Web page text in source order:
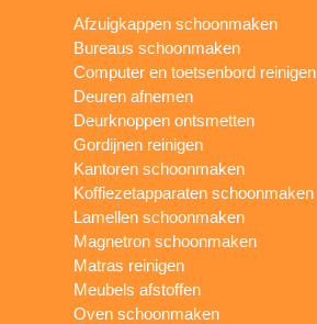
Afzuigkappen schoonmaken
Bureaus schoonmaken
Computer en toetsenbord reinigen
Deuren afnemen
Deurknoppen ontsmetten
Gordijnen reinigen
Kantoren schoonmaken
Koffiezetapparaten schoonmaken
Lamellen schoonmaken
Magnetron schoonmaken
Matras reinigen
Meubels afstoffen
Oven schoonmaken